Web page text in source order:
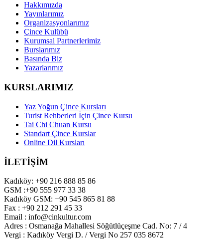
Hakkımızda
Yayınlarımız
Organizasyonlarımız
Çince Kulübü
Kurumsal Partnerlerimiz
Burslarımız
Basında Biz
Yazarlarımız
KURSLARIMIZ
Yaz Yoğun Çince Kursları
Turist Rehberleri İçin Çince Kursu
Tai Chi Chuan Kursu
Standart Çince Kurslar
Online Dil Kursları
İLETİŞİM
Kadıköy: +90 216 888 85 86
GSM :+90 555 977 33 38
Kadıköy GSM: +90 545 865 81 88
Fax : +90 212 291 45 33
Email : info@cinkultur.com
Adres : Osmanağa Mahallesi Söğütlüçeşme Cad. No: 7 / 4
Vergi : Kadıköy Vergi D. / Vergi No 257 035 8672